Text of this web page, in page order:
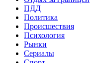
ПДД
Политика
Происшествия
Психология
Рынки
Сериалы